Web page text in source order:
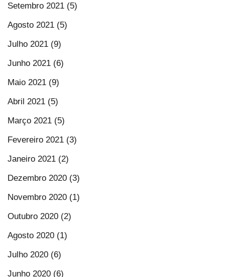
Setembro 2021 (5)
Agosto 2021 (5)
Julho 2021 (9)
Junho 2021 (6)
Maio 2021 (9)
Abril 2021 (5)
Março 2021 (5)
Fevereiro 2021 (3)
Janeiro 2021 (2)
Dezembro 2020 (3)
Novembro 2020 (1)
Outubro 2020 (2)
Agosto 2020 (1)
Julho 2020 (6)
Junho 2020 (6)